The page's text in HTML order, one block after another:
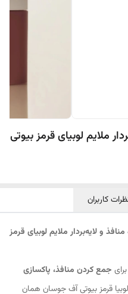
ملایم لوبیای قرمز بیوتی
کاربران
و لایه‌بردار ملایم لوبیای قرمز
جمع کردن منافذ، پاکسازی
قرمز بیوتی آف جوسان همان